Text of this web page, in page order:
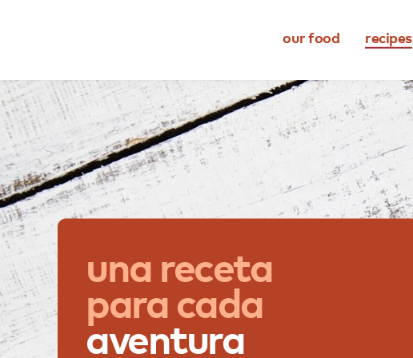
our food recipes
meats
cheese
snacks
complements
dietary restriction
occasion
type
dietz life
eating better
events
ingredient transparency
unareceta
paracada
aventura